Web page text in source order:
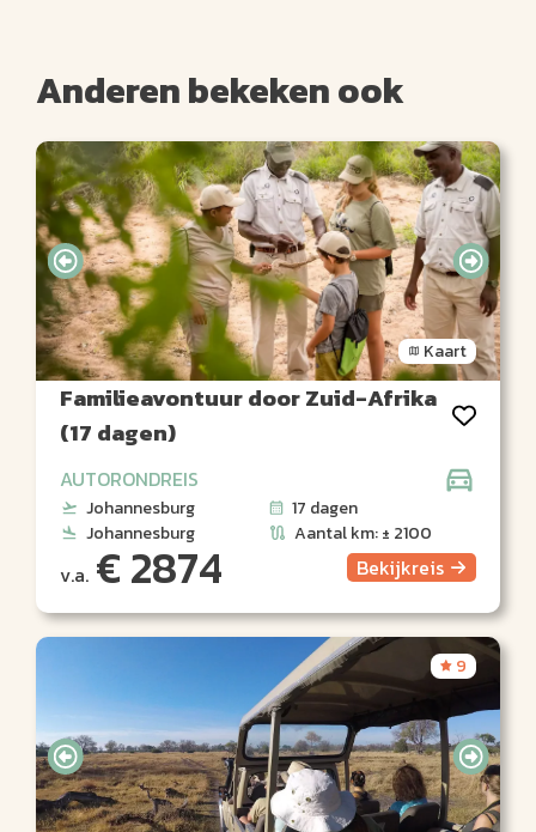
Anderen bekeken ook
Kaart
Familieavontuur door Zuid-Afrika
(17 dagen)
AUTORONDREIS
Johannesburg
17 dagen
Johannesburg
Aantal km: ± 2100
v.a. € 2874 Bekijkreis
9